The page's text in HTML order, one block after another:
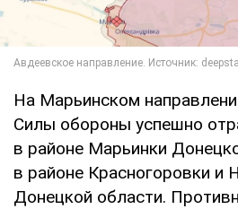
На Марьинском
Силы обороны успешно
в районе Марьинки
в районе Красногоровки и
Донецкой области.